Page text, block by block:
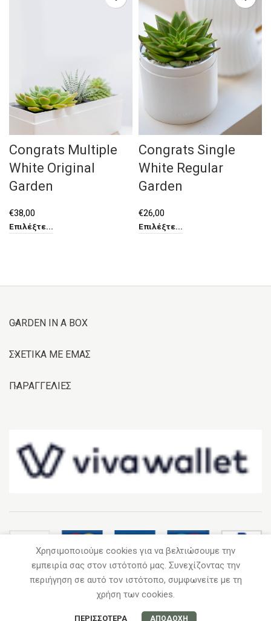
Congrats Multiple
White Original
Garden
€38,00
Επιλέξτε...
Congrats Single
White Regular
Garden
€26,00
Επιλέξτε...
GARDEN IN A BOX
ΣΧΕΤΙΚΑ ΜΕ ΕΜΑΣ
ΠΑΡΑΓΓΕΛΙΕΣ
GARDEN IN A BOX. Με επιφύλαξη κάθε νόμιμου δικαιώματος.
Χρησιμοποιούμε cookies για να βελτιώσουμε την
εμπειρία σας στον ιστότοπό μας. Συνεχίζοντας την
περιήγηση σε αυτό τον ιστότοπο, συμφωνείτε με τη
χρήση των cookies.
ΠΕΡΙΣΣΌΤΕΡΑ ΑΠΟΔΟΧΉ